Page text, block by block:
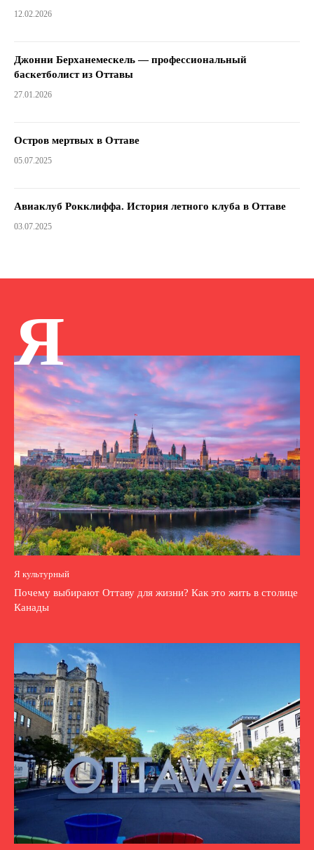
12.02.2026
Джонни Берханемескель — профессиональный
баскетболист из Оттавы
27.01.2026
Остров мертвых в Оттаве
05.07.2025
Авиаклуб Рокклиффа. История летного клуба в Оттаве
03.07.2025
Я
Я культурный
Почему выбирают Оттаву для жизни? Как это жить в столице
Канады